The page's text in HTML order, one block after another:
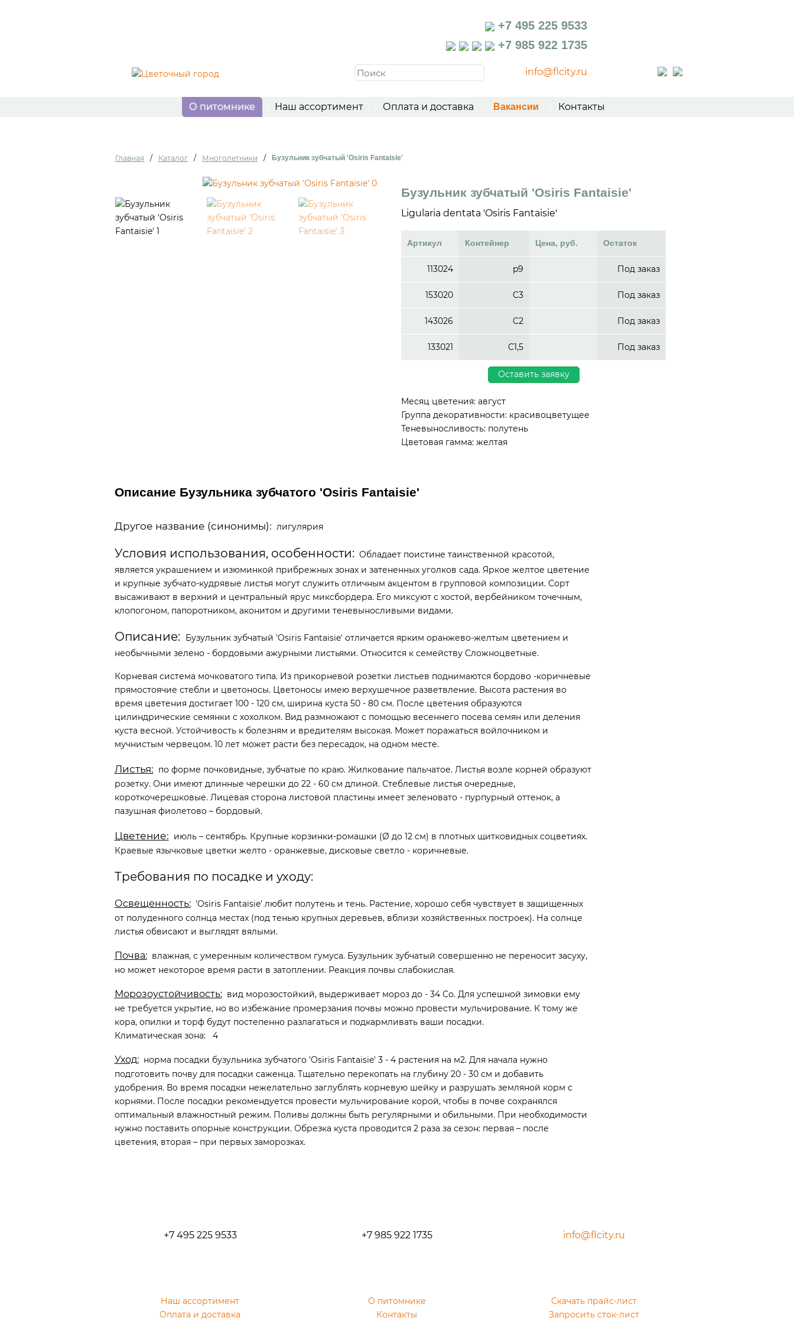
+7 495 225 9533
+7 985 922 1735
info@flcity.ru
О питомнике Наш ассортимент Оплата и доставка Вакансии Контакты
Главная / Каталог / Многолетники / Бузульник зубчатый 'Osiris Fantaisie'
Бузульник зубчатый 'Osiris Fantaisie'
Ligularia dentata 'Osiris Fantaisie'
Артикул Контейнер Цена, руб. Остаток
113024 p9 Под заказ
153020 C3 Под заказ
143026 C2 Под заказ
133021 C1,5 Под заказ
Оставить заявку
Месяц цветения: август
Группа декоративности: красивоцветущее
Теневыносливость: полутень
Цветовая гамма: желтая
Описание Бузульника зубчатого 'Osiris Fantaisie'
Другое название (синонимы): лигулярия
Условия использования, особенности:Обладает поистине таинственной красотой,
является украшением и изюминкой прибрежных зонах и затененных уголков сада. Яркое желтое цветение
и крупные зубчато-кудрявые листья могут служить отличным акцентом в групповой композиции. Сорт
высаживают в верхний и центральный ярус миксбордера. Его миксуют с хостой, вербейником точечным,
клопогоном, папоротником, аконитом и другими теневыносливыми видами.
Описание: Бузульник зубчатый 'Osiris Fantaisie' отличается ярким оранжево-желтым цветением и
необычными зелено - бордовыми ажурными листьями. Относится к семейству Сложноцветные.
Корневая система мочковатого типа. Из прикорневой розетки листьев поднимаются бордово -коричневые
прямостоячие стебли и цветоносы. Цветоносы имею верхушечное разветвление. Высота растения во
время цветения достигает 100 - 120 см, ширина куста 50 - 80 см. После цветения образуются
цилиндрические семянки с хохолком. Вид размножают с помощью весеннего посева семян или деления
куста весной. Устойчивость к болезням и вредителям высокая. Может поражаться войлочником и
мучнистым червецом. 10 лет может расти без пересадок, на одном месте.
Листья: по форме почковидные, зубчатые по краю. Жилкование пальчатое. Листья возле корней образуют
розетку. Они имеют длинные черешки до 22 - 60 см длиной. Стеблевые листья очередные,
короткочерешковые. Лицевая сторона листовой пластины имеет зеленовато - пурпурный оттенок, а
пазушная фиолетово – бордовый.
Цветение: июль – сентябрь. Крупные корзинки-ромашки (Ø до 12 см) в плотных щитковидных соцветиях.
Краевые язычковые цветки желто - оранжевые, дисковые светло - коричневые.
Требования по посадке и уходу:
Освещенность:'Osiris Fantaisie' любит полутень и тень. Растение, хорошо себя чувствует в защищенных
от полуденного солнца местах (под тенью крупных деревьев, вблизи хозяйственных построек). На солнце
листья обвисают и выглядят вялыми.
Почва:влажная, с умеренным количеством гумуса. Бузульник зубчатый совершенно не переносит засуху,
но может некоторое время расти в затоплении. Реакция почвы слабокислая.
Морозоустойчивость:вид морозостойкий, выдерживает мороз до - 34 Со. Для успешной зимовки ему
не требуется укрытие, но во избежание промерзания почвы можно провести мульчирование. К тому же
кора, опилки и торф будут постепенно разлагаться и подкармливать ваши посадки.
Климатическая зона: 4
Уход:норма посадки бузульника зубчатого 'Osiris Fantaisie' 3 - 4 растения на м2. Для начала нужно
подготовить почву для посадки саженца. Тщательно перекопать на глубину 20 - 30 см и добавить
удобрения. Во время посадки нежелательно заглублять корневую шейку и разрушать земляной корм с
корнями. После посадки рекомендуется провести мульчирование корой, чтобы в почве сохранялся
оптимальный влажностный режим. Поливы должны быть регулярными и обильными. При необходимости
нужно поставить опорные конструкции. Обрезка куста проводится 2 раза за сезон: первая – после
цветения, вторая – при первых заморозках.
+7 495 225 9533 +7 985 922 1735 info@flcity.ru
Наш ассортимент О питомнике
Скачать прайс-лист
Оплата и доставка
Контакты Запросить сток-лист